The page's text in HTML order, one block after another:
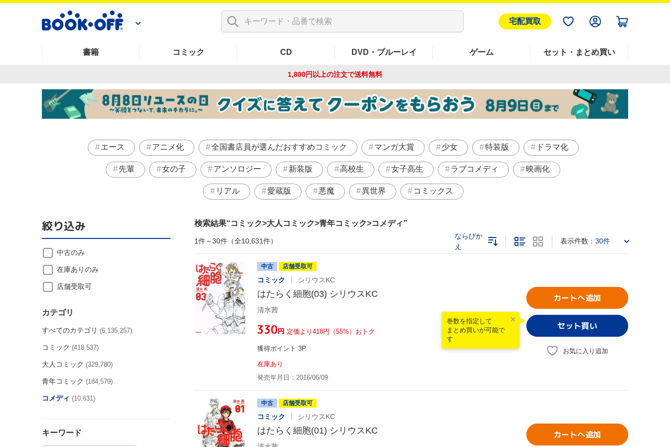
宅配買取
書籍 コミック CD DVD・ブルーレイ ゲーム セット・まとめ買い
1,800円以上の注文で送料無料
エース アニメ化 全国書店員が選んだおすすめコミック マンガ大賞 少女 特装版 ドラマ化
先輩 女の子 アンソロジー 新装版 高校生 女子高生 ラブコメディ 映画化
リアル 愛蔵版 悪魔 異世界 コミックス
検索結果 コミック>大人コミック>青年コミック>コメディ
1件～30件（全10,631件）
ならびか
え
表示件数： 30件
中古 店舗受取可
コミック シリウスKC
はたらく細胞(03) シリウスKC
清水茜
¥330円 定価より418円（55%）おトク
獲得ポイント 3P
在庫あり
発売年月日：2016/06/09
カートへ追加
巻数を指定して
まとめ買いが可能で
す
お気に入り追加
中古 店舗受取可
コミック シリウスKC
はたらく細胞(01) シリウスKC カートへ追加
絞り込み
中古のみ
在庫ありのみ
店舗受取可
カテゴリ
すべてのカテゴリ (6,135,257)
コミック (418,537)
大人コミック (329,780)
青年コミック (184,579)
コメディ (10,631)
キーワード